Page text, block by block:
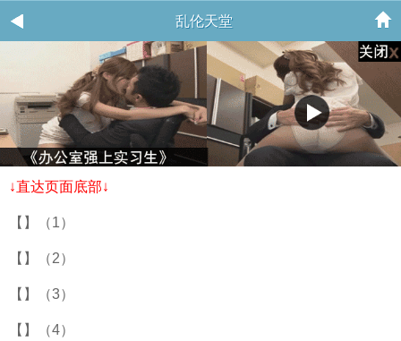
乱伦天堂
↓直达页面底部↓
【】（1）
【】（2）
【】（3）
【】（4）